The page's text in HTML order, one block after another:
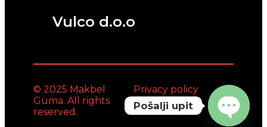
Vulco d.o.o
© 2025 Makbel
Guma. All rights
reserved.
Privacy policy
Pošalji upit